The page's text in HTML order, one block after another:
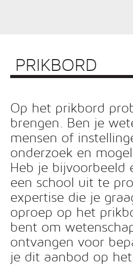
PRIKBORD
Op het prikbord
brengen. Ben je
mensen of
onderzoek en
Heb je bijvoorbeeld
een school uit te
expertise die je
oproep op het
bent om
ontvangen voor
je dit aanbod op